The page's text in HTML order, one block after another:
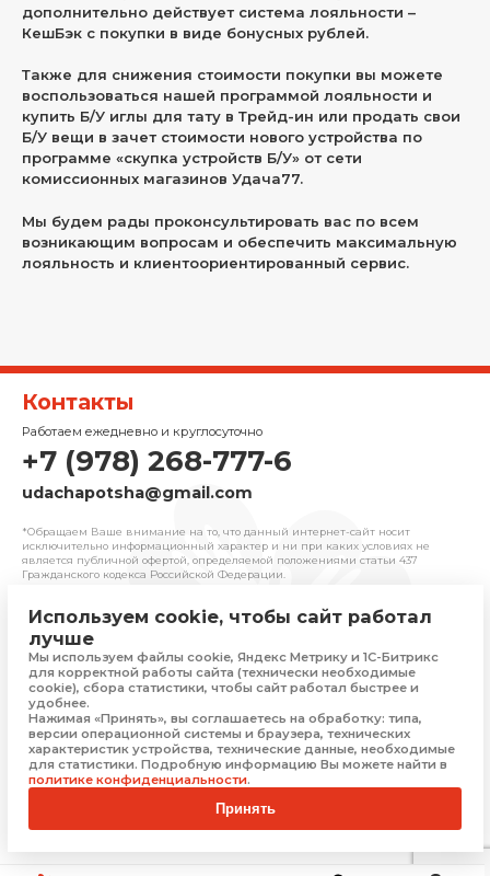
дополнительно действует система лояльности –
КешБэк с покупки в виде бонусных рублей.
Также для снижения стоимости покупки вы можете
воспользоваться нашей программой лояльности и
купить Б/У иглы для тату в Трейд-ин или продать свои
Б/У вещи в зачет стоимости нового устройства по
программе «скупка устройств Б/У» от сети
комиссионных магазинов Удача77.
Мы будем рады проконсультировать вас по всем
возникающим вопросам и обеспечить максимальную
лояльность и клиентоориентированный сервис.
Контакты
Работаем ежедневно и круглосуточно
+7 (978) 268-777-6
udachapotsha@gmail.com
*Обращаем Ваше внимание на то, что данный интернет-сайт носит
исключительно информационный характер и ни при каких условиях не
является публичной офертой, определяемой положениями cтатьи 437
Гражданского кодекса Российской Федерации.
© 2025 «Удача» | Франчайзинговая сеть
Политика конфиденциальности
Присоединяйтесь
Скачать приложение
Используем cookie, чтобы сайт работал
лучше
Мы используем файлы cookie, Яндекс Метрику и 1С-Битрикс
для корректной работы сайта (технически необходимые
cookie), сбора статистики, чтобы сайт работал быстрее и
удобнее.
Нажимая «Принять», вы соглашаетесь на обработку: типа,
версии операционной системы и браузера, технических
характеристик устройства, технические данные, необходимые
для статистики. Подробную информацию Вы можете найти в
политике конфиденциальности.
Принять